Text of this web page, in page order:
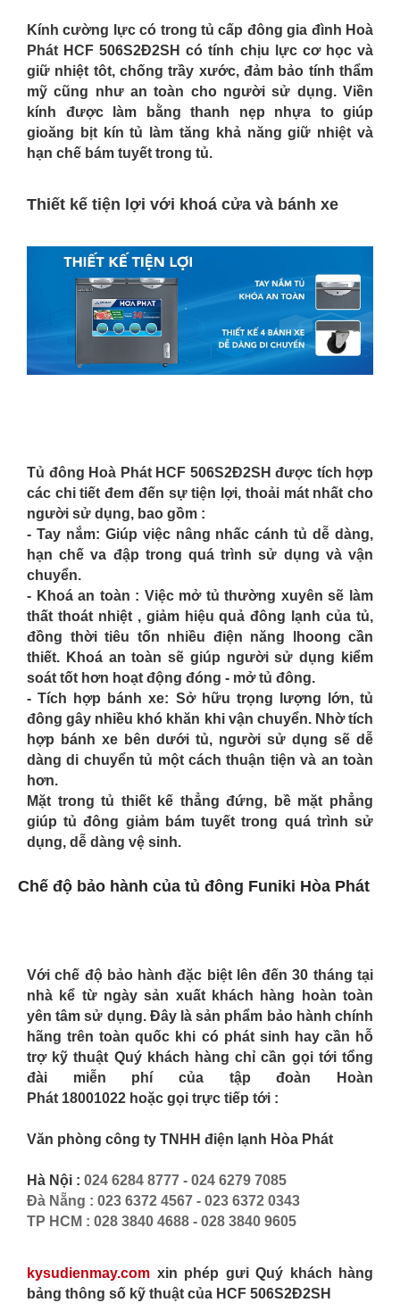
Kính cường lực có trong tủ cấp đông gia đình Hoà
Phát HCF 506S2Đ2SH có tính chịu lựccơ học và
giữ nhiệt tôt, chống trầy xước, đảm bảo tính thẩm
mỹ cũng như an toàn cho người sử dụng. Viền
kính được làm bằng thanh nẹp nhựa to giúp
gioăng bịt kín tủ làm tăng khả năng giữ nhiệt và
hạn chế bám tuyết trong tủ.
Thiết kế tiện lợi với khoá cửa và bánh xe
Tủ đông Hoà Phát HCF 506S2Đ2SH được tích hợp
các chi tiết đem đến sự tiện lợi, thoải mát nhất cho
người sử dụng, bao gồm :
- Tay nắm: Giúp việc nâng nhấc cánh tủ dễ dàng,
hạn chế va đập trong quá trình sử dụng và vận
chuyển.
- Khoá an toàn : Việc mở tủ thường xuyên sẽ làm
thất thoát nhiệt , giảm hiệu quả đông lạnh của tủ,
đồng thời tiêu tốn nhiều điện năng lhoong cần
thiết. Khoá an toàn sẽ giúp người sử dụng kiểm
soát tốt hơn hoạt động đóng - mở tủ đông.
- Tích hợp bánh xe: Sở hữu trọng lượng lớn, tủ
đông gây nhiều khó khăn khi vận chuyển. Nhờ tích
hợp bánh xe bên dưới tủ, người sử dụng sẽ dễ
dàng di chuyển tủ một cách thuận tiện và an toàn
hơn.
Mặt trong tủ thiết kế thẳng đứng, bề mặt phẳng
giúp tủ đông giảm bám tuyết trong quá trình sử
dụng, dễ dàng vệ sinh.
Chế độ bảo hành của tủ đông Funiki Hòa Phát
Với chế độ bảo hành đặc biệt lên đến 30 tháng tại
nhà kể từ ngày sản xuất khách hàng hoàn toàn
yên tâm sử dụng. Đây là sản phẩm bảo hành chính
hãng trên toàn quốc khi có phát sinh hay cần hỗ
trợ kỹ thuật Quý khách hàng chỉ cần gọi tới tổng
đài miễn phí của tập đoàn Hoàn
Phát 18001022 hoặc gọi trực tiếp tới :
Văn phòng công ty TNHH điện lạnh Hòa Phát
Hà Nội : 024 6284 8777 - 024 6279 7085
Đà Nẵng : 023 6372 4567 - 023 6372 0343
TP HCM : 028 3840 4688 - 028 3840 9605
kysudienmay.com xin phép gưi Quý khách hàng
bảng thông số kỹ thuật của HCF 506S2Đ2SH